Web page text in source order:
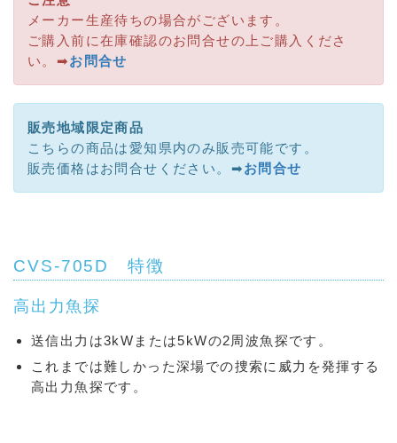
メーカー生産待ちの場合がございます。
ご購入前に在庫確認のお問合せの上ご購入くださ
い。➡お問合せ
販売地域限定商品
こちらの商品は愛知県内のみ販売可能です。
販売価格はお問合せください。➡お問合せ
CVS-705D 特徴
高出力魚探
送信出力は3kWまたは5kWの2周波魚探です。
これまでは難しかった深場での捜索に威力を発揮する
高出力魚探です。